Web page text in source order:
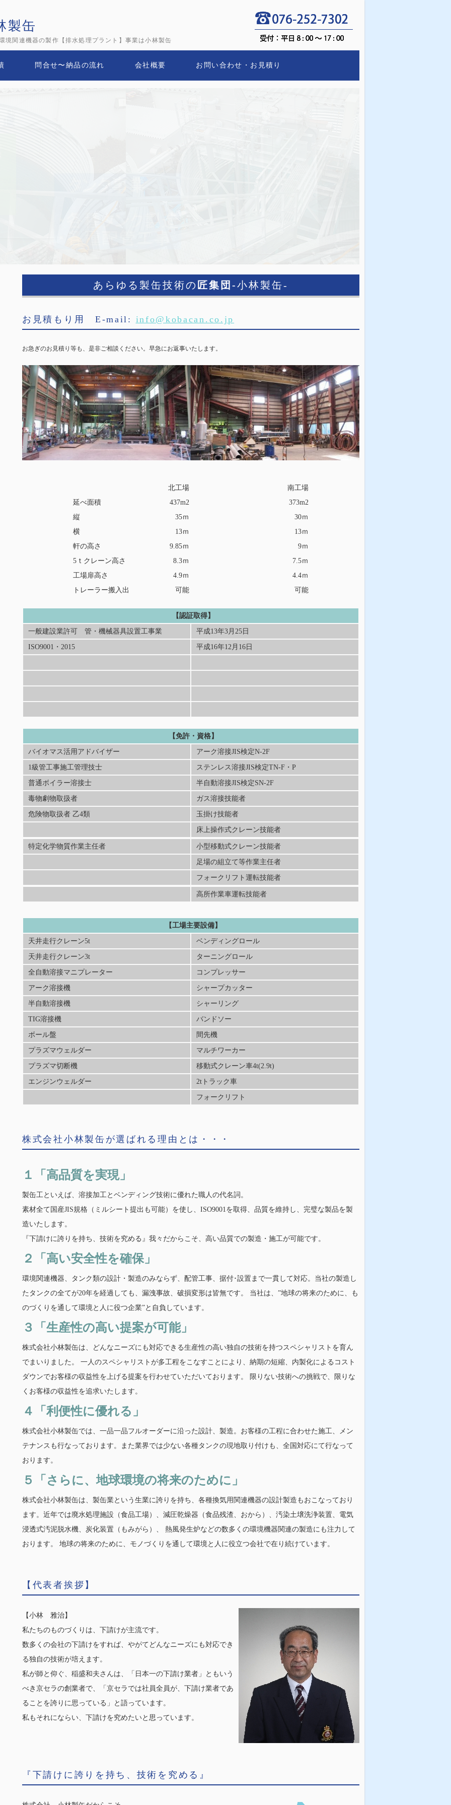
製缶
境関連機器の製作【排水処理プラント】事業は小林製缶
問合せ〜納品の流れ 会社概要 お問い合わせ・お見積り
あらゆる製缶技術の 匠集団-小林製缶-
お見積もり用 E-mail: info@kobacan.co.jp
お急ぎのお見積り等も、是非ご相談ください。早急にお返事いたします。
北工場
南工場
延べ面積
437m2
373m2
縦
35ｍ
30ｍ
横
13ｍ
13ｍ
軒の高さ
9.85ｍ
9ｍ
5ｔクレーン高さ
8.3ｍ
7.5ｍ
工場扉高さ
4.9ｍ
4.4ｍ
トレーラー搬入出
可能 可能
【認証取得】
一般建設業許可 管・機械器具設置工事業 平成13年3月25日
ISO9001・2015 平成16年12月16日
【免許・資格】
バイオマス活用アドバイザー アーク溶接JIS検定N-2F
1級管工事施工管理技士 ステンレス溶接JIS検定TN-F・P
普通ボイラー溶接士 半自動溶接JIS検定SN-2F
毒物劇物取扱者 ガス溶接技能者
危険物取扱者 乙4類 玉掛け技能者
床上操作式クレーン技能者
特定化学物質作業主任者 小型移動式クレーン技能者
足場の組立て等作業主任者
フォークリフト運転技能者
高所作業車運転技能者
【工場主要設備】
天井走行クレーン5t ベンディングロール
天井走行クレーン3t ターニングロール
全自動溶接マニプレーター コンプレッサー
アーク溶接機 シャープカッター
半自動溶接機 シャーリング
TIG溶接機 バンドソー
ボール盤 間先機
プラズマウェルダー マルチワーカー
プラズマ切断機 移動式クレーン車4t(2.9t)
エンジンウェルダー 2tトラック車
フォークリフト
株式会社小林製缶が選ばれる理由とは・・・
１「高品質を実現」
製缶工といえば、溶接加工とベンディング技術に優れた職人の代名詞。
素材全て国産JIS規格（ミルシート提出も可能）を使し、ISO9001を取得、品質を維持し、完璧な製品を製
造いたします。
『下請けに誇りを持ち、技術を究める』我々だからこそ、高い品質での製造・施工が可能です。
２「高い安全性を確保」
環境関連機器、タンク類の設計・製造のみならず、配管工事、据付･設置まで一貫して対応。当社の製造し
たタンクの全てが20年を経過しても、漏洩事故、破損変形は皆無です。 当社は、”地球の将来のために、も
のづくりを通して環境と人に役つ企業”と自負しています。
３「生産性の高い提案が可能」
株式会社小林製缶は、どんなニーズにも対応できる生産性の高い独自の技術を持つスペシャリストを育ん
でまいりました。 一人のスペシャリストが多工程をこなすことにより、納期の短縮、内製化によるコスト
ダウンでお客様の収益性を上げる提案を行わせていただいております。 限りない技術への挑戦で、限りな
くお客様の収益性を追求いたします。
４「利便性に優れる」
株式会社小林製缶では、一品一品フルオーダーに沿った設計、製造。お客様の工程に合わせた施工、メン
テナンスも行なっております。また業界では少ない各種タンクの現地取り付けも、全国対応にて行なって
おります。
５「さらに、地球環境の将来のために」
株式会社小林製缶は、製缶業という生業に誇りを持ち、各種換気用関連機器の設計製造もおこなっており
ます。近年では廃水処理施設（食品工場）、減圧乾燥器（食品残渣、おから）、汚染土壌洗浄装置、電気
浸透式汚泥脱水機、炭化装置（もみがら）、 熱風発生炉などの数多くの環境機器関連の製造にも注力して
おります。 地球の将来のために、モノづくりを通して環境と人に役立つ会社で在り続けています。
【代表者挨拶】
【小林 雅治】
私たちのものづくりは、下請けが主流です。
数多くの会社の下請けをすれば、やがてどんなニーズにも対応でき
る独自の技術が培えます。
私が師と仰ぐ、稲盛和夫さんは、「日本一の下請け業者」ともいう
べき京セラの創業者で、「京セラでは社員全員が、下請け業者であ
ることを誇りに思っている」と語っています。
私もそれにならい、下請けを究めたいと思っています。
『下請けに誇りを持ち、技術を究める』